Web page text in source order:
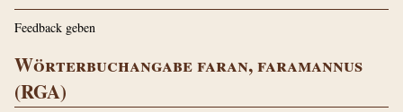
Feedback geben
Wörterbuchangabe faran, faramannus
(RGA)